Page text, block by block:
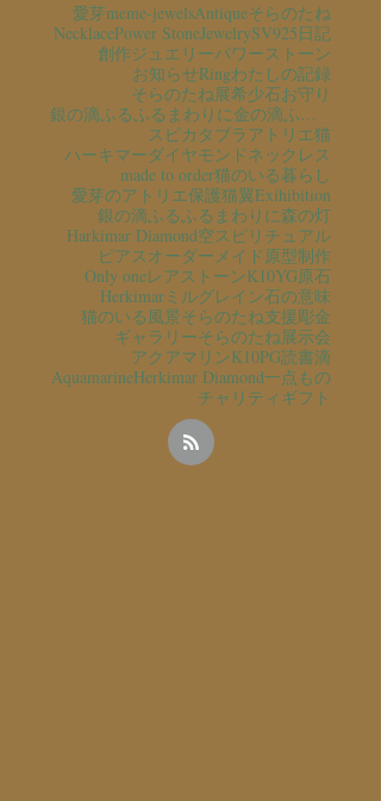
愛芽meme-jewelsAntiqueそらのたね
NecklacePower StoneJewelrySV925日記
創作ジュエリーパワーストーン
お知らせRingわたしの記録
そらのたね展希少石お守り
銀の滴ふるふるまわりに金の滴ふるふるまわりに
スピカタブラ アトリエ猫
ハーキマーダイヤモンドネックレス
made to order猫のいる暮らし
愛芽のアトリエ保護猫翼Exihibition
銀の滴ふるふるまわりに森の灯
Harkimar Diamond空スピリチュアル
ピアスオーダーメイド原型制作
Only oneレアストーンK10YG原石
Herkimarミルグレイン石の意味
猫のいる風景そらのたね支援彫金
ギャラリーそらのたね展示会
アクアマリンK10PG読書滴
AquamarineHerkimar Diamond一点もの
チャリティ ギフト